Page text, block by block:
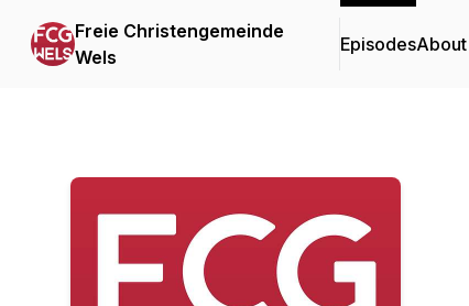
Freie Christengemeinde
Wels
EpisodesAbout